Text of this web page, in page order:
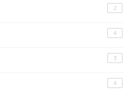
2
4
3
4